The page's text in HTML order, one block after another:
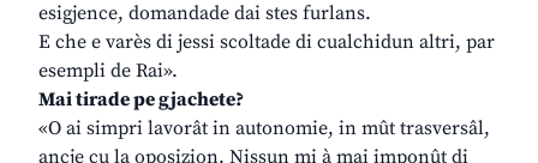
esigjence, domandade dai stes furlans.
E che e varès di jessi scoltade di cualchidun altri, par
esempli de Rai».
Mai tirade pe gjachete?
«O ai simpri lavorât in autonomie, in mût trasversâl,
ancje cu la oposizion. Nissun mi à mai imponût di